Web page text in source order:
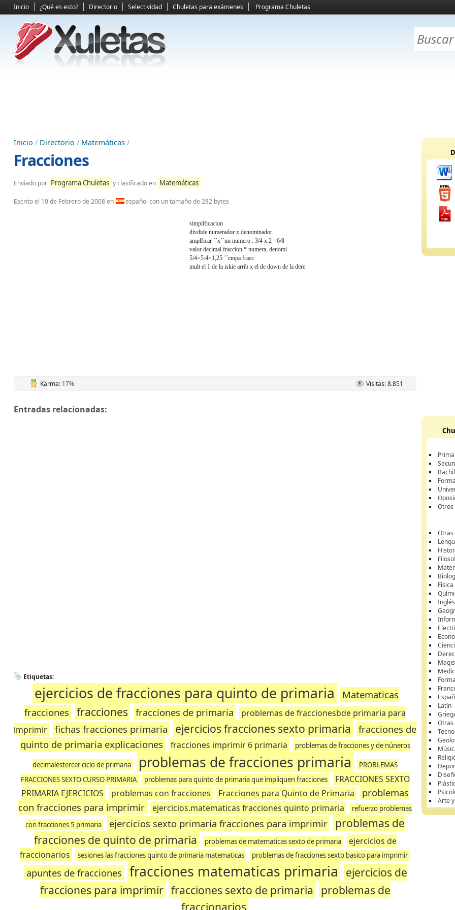
Inicio ¿Qué es esto? Directorio Selectividad Chuletas para exámenes Programa Chuletas
Inicio / Directorio / Matemáticas /
Fracciones
Enviado por Programa Chuletas y clasificado en Matemáticas
Escrito el 10 de Febrero de 2008en español con un tamaño de 282 bytes
simplificacion
divdide numerador x denominador
amplficar ´´x´´un numero : 3/4 x 2 =6/8
valor decimal fraccion * numera, denomi
5/4=5:4=1,25 ´´cmpa fracc
mult el 1 de la iskie arrib x el de down de la dere
Karma: 17% Visitas: 8.851
Entradas relacionadas:
Etiquetas:
ejercicios de fracciones para quinto de primaria
Matematicas
fracciones
fracciones fracciones de primaria
problemas de fraccionesbde primaria para
imprimir
fichas fracciones primaria ejercicios fracciones sexto primaria
fracciones de
quinto de primaria explicaciones
fracciones imprimir 6 primaria problemas de fracciones y de núneros
decimalestercer ciclo de primaria problemas de fracciones primaria
PROBLEMAS
FRACCIONES SEXTO CURSO PRIMARIA
problemas para quinto de primaria que impliquen fracciones
FRACCIONES SEXTO
PRIMARIA EJERCICIOS
problemas con fracciones Fracciones para Quinto de Primaria
problemas
con fracciones para imprimir
ejercicios.matematicas fracciones quinto primaria
refuerzo problemas
con fracciones 5 primaria
ejercicios sexto primaria fracciones para imprimir
problemas de
fracciones de quinto de primaria
problemas de matematicas sexto de primaria
ejercicios de
fraccionarios
sesiones las fracciones quinto de primaria matematicas problemas de fracciones sexto basico para imprimir
apuntes de fracciones fracciones matematicas primaria
ejercicios de
fracciones para imprimir fracciones sexto de primaria problemas de
fraccionarios
Otros
Física
Inglés
Latín
Arte